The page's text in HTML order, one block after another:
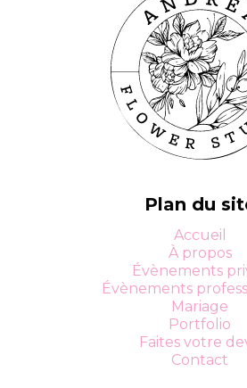
Plan du
Accueil
À propos
Évènements
Évènements
Mariage
Portfolio
Faites votre
Contact